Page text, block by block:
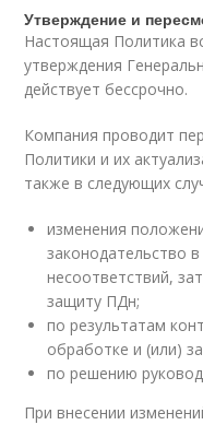
Утверждение и
Настоящая Политика
утверждения
действует бессрочно.
Компания проводит
Политики и их
также в следующих
изменения
законодательство
несоответствий,
защиту ПДн;
по результатам
обработке и (или)
по решению
При внесении